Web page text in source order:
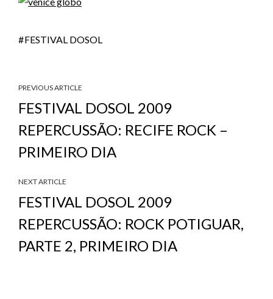
FESTIVAL DOSOL
PREVIOUS ARTICLE
FESTIVAL DOSOL 2009
REPERCUSSÃO: RECIFE ROCK –
PRIMEIRO DIA
NEXT ARTICLE
FESTIVAL DOSOL 2009
REPERCUSSÃO: ROCK POTIGUAR,
PARTE 2, PRIMEIRO DIA